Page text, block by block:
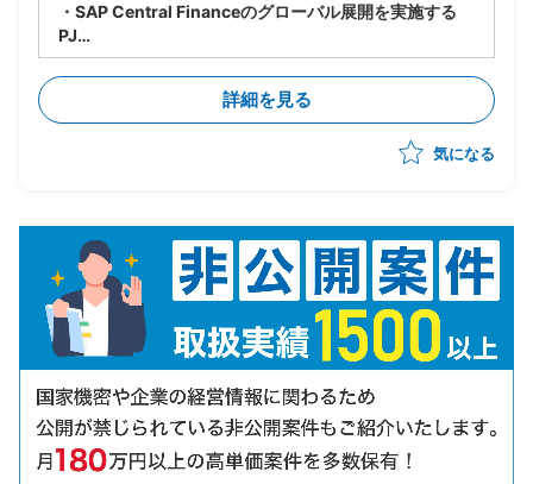
・SAP Central Financeのグローバル展開を実施する
PJ
・S4の標準仕様またはプロジェクト仕様において発生
する仕訳および付加される管理軸などを
実機またはS4の仕様書で確認
・確認した仕様および仕訳ルールなどを開発ベンダーへ
・上記をS4チーム及びCFINチームに伝達
詳細を見る
気になる